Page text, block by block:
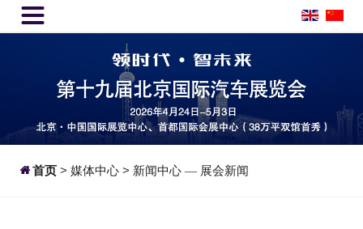

首页 > 媒体中心 > 新闻中心 — 展会新闻